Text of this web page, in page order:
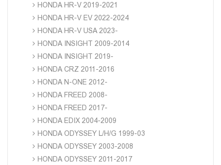
HONDA HR-V 2019-2021
HONDA HR-V EV 2022-2024
HONDA HR-V USA 2023-
HONDA INSIGHT 2009-2014
HONDA INSIGHT 2019-
HONDA CRZ 2011-2016
HONDA N-ONE 2012-
HONDA FREED 2008-
HONDA FREED 2017-
HONDA EDIX 2004-2009
HONDA ODYSSEY L/H/G 1999-03
HONDA ODYSSEY 2003-2008
HONDA ODYSSEY 2011-2017